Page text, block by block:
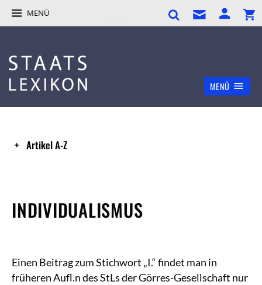
MENÜ
MENÜ
Artikel A-Z
INDIVIDUALISMUS
Einen Beitrag zum Stichwort „I.“ findet man in
früheren Aufl.n des StLs der Görres-Gesellschaft nur